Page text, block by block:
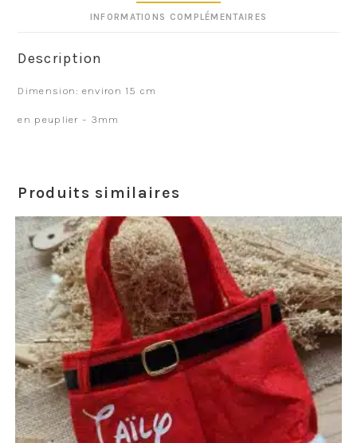
INFORMATIONS COMPLÉMENTAIRES
Description
Dimension: environ 15 cm
en peuplier – 3mm
Produits similaires